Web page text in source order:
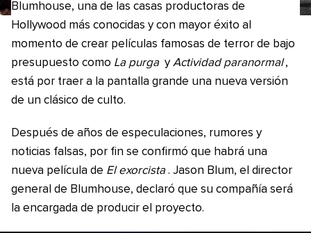
Blumhouse, una de las casas productoras de
Hollywood más conocidas y con mayor éxito al
momento de crear películas famosas de terror de bajo
presupuesto como La purga yActividad paranormal ,
está por traer a la pantalla grande una nueva versión
de un clásico de culto.
Después de años de especulaciones, rumores y
noticias falsas, por fin se confirmó que habrá una
nueva película de El exorcista . Jason Blum, el director
general de Blumhouse, declaró que su compañía será
la encargada de producir el proyecto.